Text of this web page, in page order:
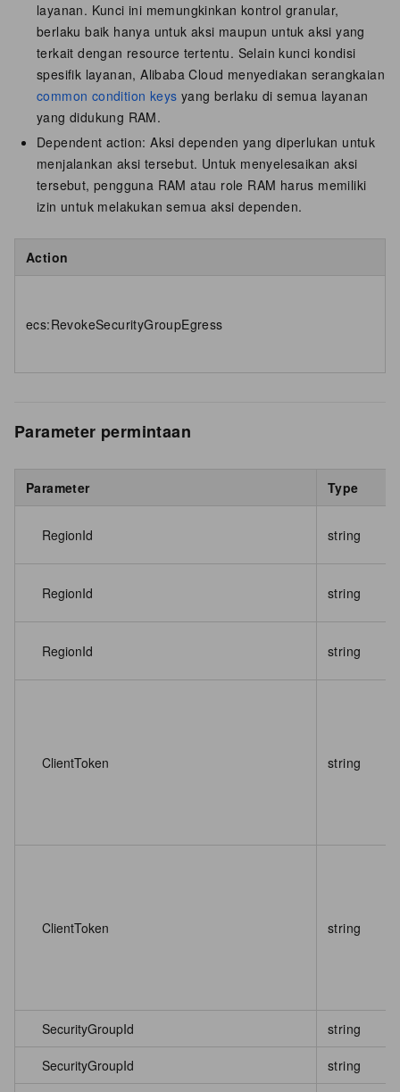
layanan. Kunci ini memungkinkan kontrol granular,
berlaku baik hanya untuk aksi maupun untuk aksi yang
terkait dengan resource tertentu. Selain kunci kondisi
spesifik layanan, Alibaba Cloud menyediakan serangkaian
common condition keys yang berlaku di semua layanan
yang didukung RAM.
Dependent action: Aksi dependen yang diperlukan untuk
menjalankan aksi tersebut. Untuk menyelesaikan aksi
tersebut, pengguna RAM atau role RAM harus memiliki
izin untuk melakukan semua aksi dependen.
Action
ecs:RevokeSecurityGroupEgress
Parameter permintaan
Parameter Type
RegionId string
RegionId string
RegionId string
ClientToken string
ClientToken string
SecurityGroupId string
SecurityGroupId string